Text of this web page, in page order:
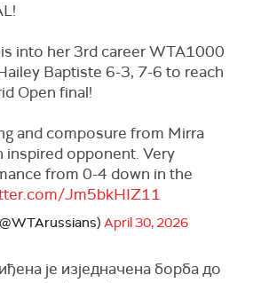
into her 3rd career WTA1000
Baptiste 6-3, 7-6 to reach
Open final!
and composure from Mirra
inspired opponent. Very
from 0-4 down in the
Jm5bkHIZ11
April 30, 2026
је изједначена борба до